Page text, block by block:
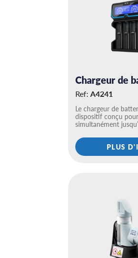
Chargeur de
Ref: A4241
Le chargeur de
dispositif conçu
simultanément
PLUS